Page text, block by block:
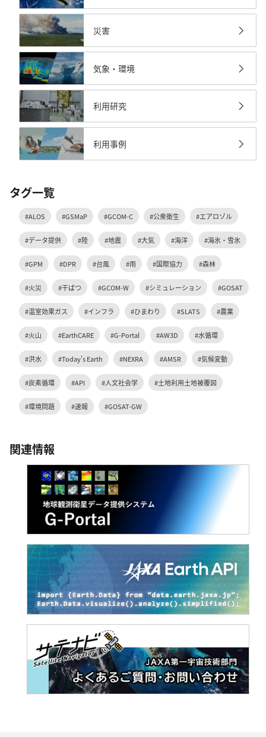
災害
気象・環境
利用研究
利用事例
タグ一覧
#ALOS #GSMaP #GCOM-C #公衆衛生 #エアロゾル
#データ提供 #陸 #地震 #大気 #海洋 #海氷・雪氷
#GPM #DPR #台風 #雨 #国際協力 #森林
#火災 #干ばつ #GCOM-W #シミュレーション #GOSAT
#温室効果ガス #インフラ #ひまわり #SLATS #農業
#火山 #EarthCARE #G-Portal #AW3D #水循環
#洪水 #Today's Earth #NEXRA #AMSR #気候変動
#炭素循環 #API #人文社会学 #土地利用土地被覆図
#環境問題 #速報 #GOSAT-GW
関連情報